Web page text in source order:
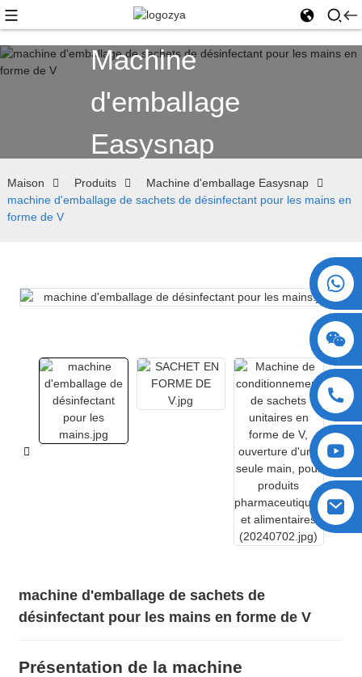
Machine
d'emballage
Easysnap
Maison Produits
Machine d'emballage Easysnap
machine d'emballage de sachets de désinfectant pour les mains en
forme de V
machine d'emballage de sachets de
désinfectant pour les mains en forme de V
Présentation de la machine